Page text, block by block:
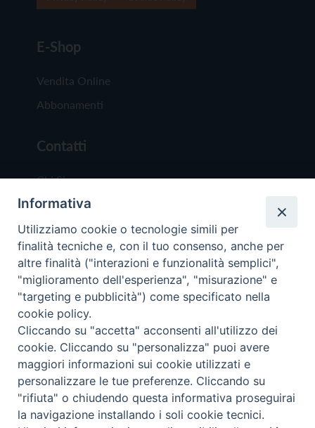
E-Shop
Vendita Online
Abbonamenti
Contatti
Chi Siamo
Redazione
Scrivici
Copyright © 2019 - Tutti i diritti riservati - Vita
Trentina Editrice
Privacy Policy
Torna
Informativa
Utilizziamo cookie o tecnologie simili per
finalità tecniche e, con il tuo consenso, anche per
altre finalità ("interazioni e funzionalità semplici",
"miglioramento dell'esperienza", "misurazione" e
"targeting e pubblicità") come specificato nella
cookie policy.
Cliccando su "accetta" acconsenti all'utilizzo dei
cookie. Cliccando su "personalizza" puoi avere
maggiori informazioni sui cookie utilizzati e
personalizzare le tue preferenze. Cliccando su
"rifiuta" o chiudendo questa informativa proseguirai
la navigazione installando i soli cookie tecnici.